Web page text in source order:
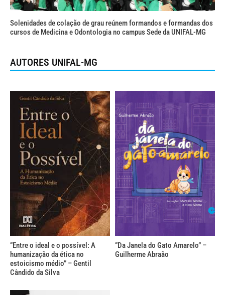
Solenidades de colação de grau reúnem formandos e formandas dos
cursos de Medicina e Odontologia no campus Sede da UNIFAL-MG
AUTORES UNIFAL-MG
“Entre o ideal e o possível: A
humanização da ética no
estoicismo médio” – Gentil
Cândido da Silva
“Da Janela do Gato Amarelo” –
Guilherme Abraão